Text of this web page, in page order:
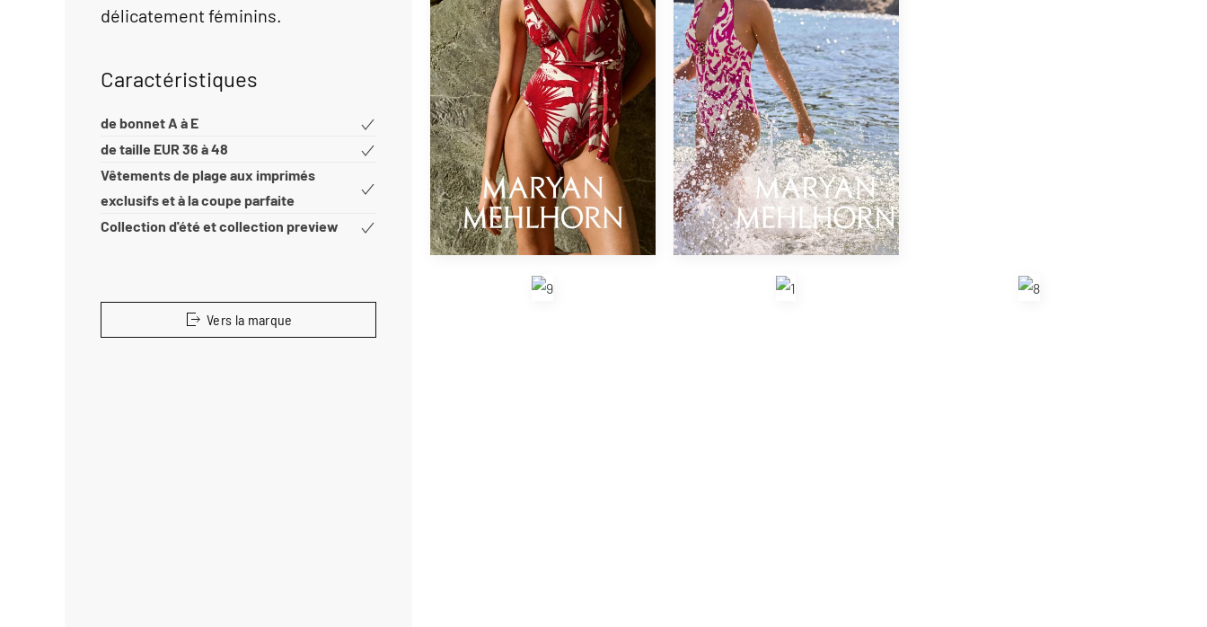
délicatement féminins.
Caractéristiques
de bonnet A à E
de taille EUR 36 à 48
Vêtements de plage aux imprimés
exclusifs et à la coupe parfaite
Collection d'été et collection preview
Vers la marque